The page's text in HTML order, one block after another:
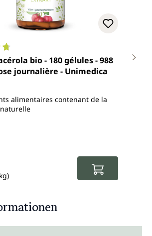
de 4.8 sur 5 étoiles
bio - 180 gélules - 988
journalière - Unimedica
alimentaires contenant de la